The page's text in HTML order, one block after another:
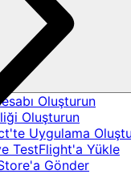
Oluşturun
Oluşturun
Uygulama
TestFlight'a Yükle
Gönder